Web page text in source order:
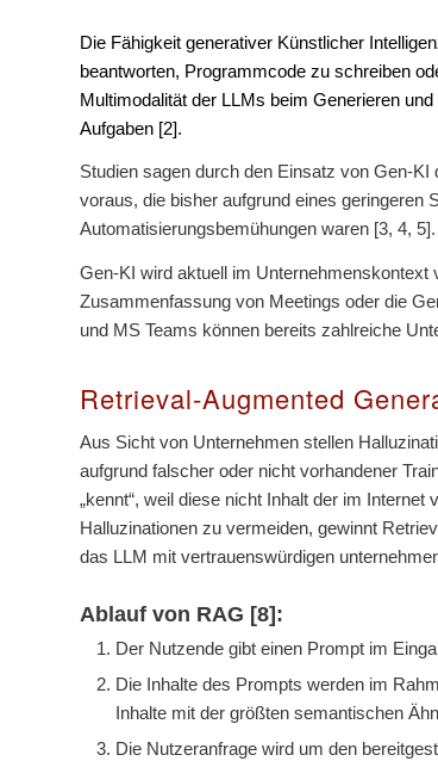
Die Fähigkeit generativer Künstlicher
beantworten, Programmcode zu schreiben
Multimodalität der LLMs beim Generieren
Aufgaben [2].
Studien sagen durch den Einsatz von Gen-KI
voraus, die bisher aufgrund eines geringeren
Automatisierungsbemühungen waren [3, 4, 5].
Gen-KI wird aktuell im Unternehmenskontext
Zusammenfassung von Meetings oder die
und MS Teams können bereits zahlreiche
Retrieval-Augmented
Aus Sicht von Unternehmen stellen
aufgrund falscher oder nicht vorhandener
„kennt“, weil diese nicht Inhalt der im
Halluzinationen zu vermeiden, gewinnt
das LLM mit vertrauenswürdigen
Ablauf von RAG [8]:
Der Nutzende gibt einen Prompt im
Die Inhalte des Prompts werden im
Inhalte mit der größten semantischen
Die Nutzeranfrage wird um den